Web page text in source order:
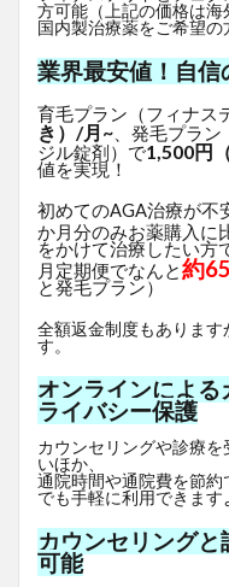
方可能（上記の価格は海
国内製治療薬をご希望の
業界最安値！自信
育毛プラン（フィナス
き）/月~ 、発毛プラ
ジル錠剤）で1,500円
値を実現！
初めてのAGA治療が不
か月分のみお薬購入に
をかけて治療したい方
月定期便でなんと約
と発毛プラン）
全額返金制度もありま
す。
オンラインによ
ライバシー保護
カウンセリングや診療
いほか、
通院時間や通院費を節
でも手軽に利用できます
カウンセリング
可能